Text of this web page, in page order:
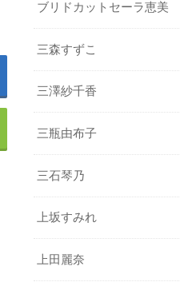
ブリドカットセーラ恵美
三森すずこ
三澤紗千香
三瓶由布子
三石琴乃
上坂すみれ
上田麗奈